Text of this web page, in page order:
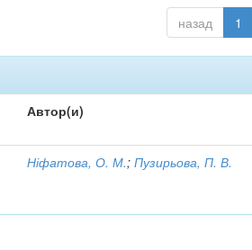
назад 1
Автор(и)
Ніфатова, О. М.;Пузирьова, П. В.